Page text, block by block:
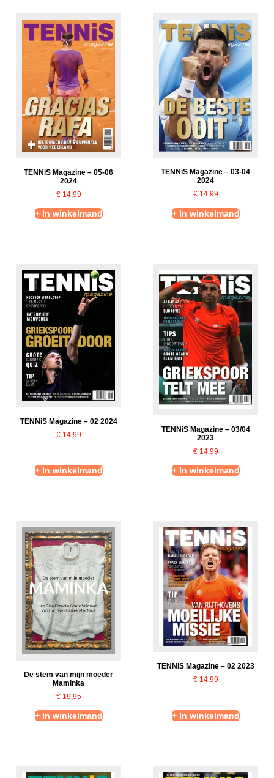
TENNiS Magazine – 05-06
2024
€14,99
+ In winkelmand
TENNiS Magazine – 03-04
2024
€14,99
+ In winkelmand
TENNiS Magazine – 02 2024
€14,99
+ In winkelmand
TENNiS Magazine – 03/04
2023
€14,99
+ In winkelmand
De stem van mijn moeder
Maminka
€19,95
+ In winkelmand
TENNiS Magazine – 02 2023
€14,99
+ In winkelmand